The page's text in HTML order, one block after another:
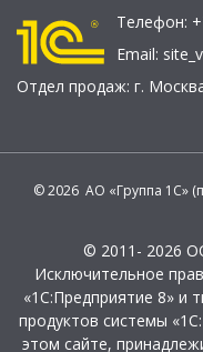
Телефон:
Email:
Отдел продаж: г.
© 2026 АО «Группа 1С»
© 2011- 2026
Исключительное
«1С:Предприятие 8» и
продуктов системы
этом сайте,